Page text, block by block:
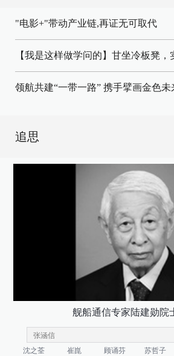
"电影+"带动产业链,再证无可取代
【我是这样做学问的】甘坐冷板凳，
领航共建“一带一路” 携手擘画金色未
追思
舰船通信专家陆建勋院
沈之荃 崔崑 顾诵芬 苏哲子